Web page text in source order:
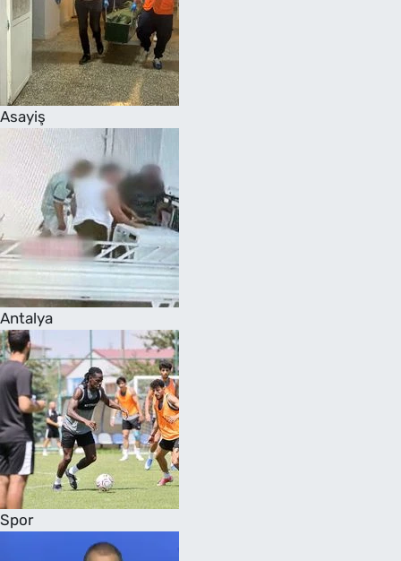
Asayiş
Antalya
Spor